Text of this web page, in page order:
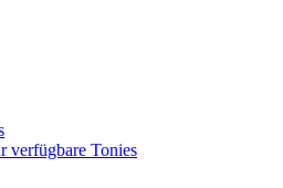
verfügbare Tonies